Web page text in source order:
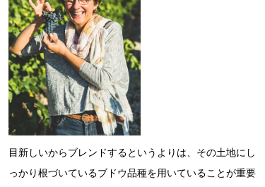
目新しいからブレンドするというよりは、その土地にし
っかり根づいているブドウ品種を用いていることが重要